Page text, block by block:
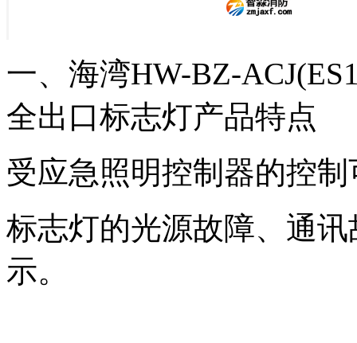
一、海湾HW-BZ-
全出口标志灯产品特点
受应急照明控制器的控
标志灯的光源故障、通
示。